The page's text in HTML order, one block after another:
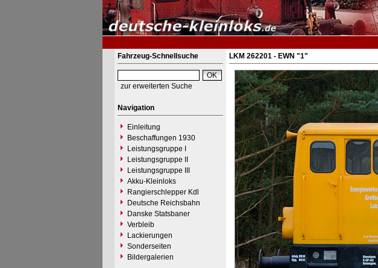
Fahrzeug-Schnellsuche
zur erweiterten Suche
Navigation
Einleitung
Beschaffungen 1930
Leistungsgruppe I
Leistungsgruppe II
Leistungsgruppe III
Akku-Kleinloks
Rangierschlepper Kdl
Deutsche Reichsbahn
Danske Statsbaner
Verbleib
Lackierungen
Sonderseiten
Bildergalerien
LKM 262201 - EWN "1"